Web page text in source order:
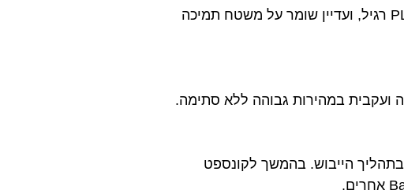
נועד לתמוך בעצמו. ניתן להסירו בקלות רבה יותר בהשוואה ל-PLA רגיל, ועדיין שומר על משטח תמיכה
בתהליך הייבוש. בהמשך לקונספט